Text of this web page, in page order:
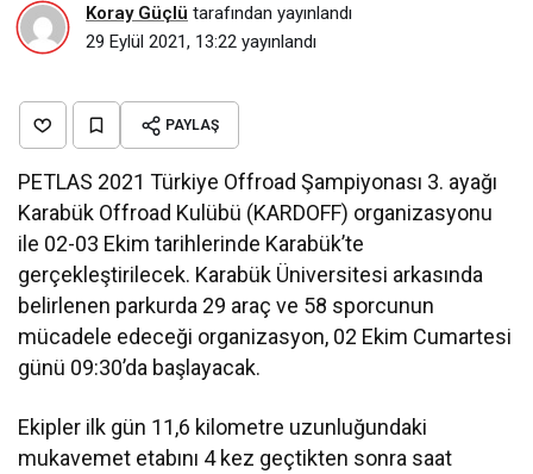
Koray Güçlü tarafından yayınlandı
29 Eylül 2021, 13:22 yayınlandı
PAYLAŞ
PETLAS 2021 Türkiye Offroad Şampiyonası 3. ayağı
Karabük Offroad Kulübü (KARDOFF) organizasyonu
ile 02-03 Ekim tarihlerinde Karabük’te
gerçekleştirilecek. Karabük Üniversitesi arkasında
belirlenen parkurda 29 araç ve 58 sporcunun
mücadele edeceği organizasyon, 02 Ekim Cumartesi
günü 09:30’da başlayacak.
Ekipler ilk gün 11,6 kilometre uzunluğundaki
mukavemet etabını 4 kez geçtikten sonra saat